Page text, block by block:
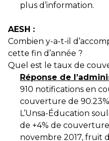
plus d’information.
AESH :
Combien y-a-t-il
cette fin d’année ?
Quel est le taux de
Réponse de
910 notifications en
couverture de
L’Unsa-Éducation
de +4% de
novembre 2017, fruit